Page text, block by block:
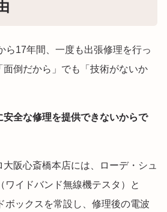
ら17年間、一度も出張修理を行っ
面倒だから」でも「技術がないか
安全な修理を提供できないからで
阪心斎橋本店には、ローデ・シュ
ワイドバンド無線機テスタ）と
ボックスを常設し、修理後の電波